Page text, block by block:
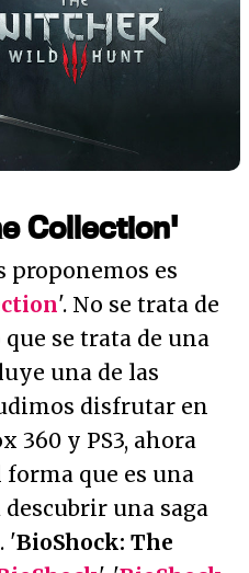
Collection'
proponemos es
'. No se trata de
se trata de una
una de las
disfrutar en
360 y PS3, ahora
forma que es una
una saga
'BioShock: The